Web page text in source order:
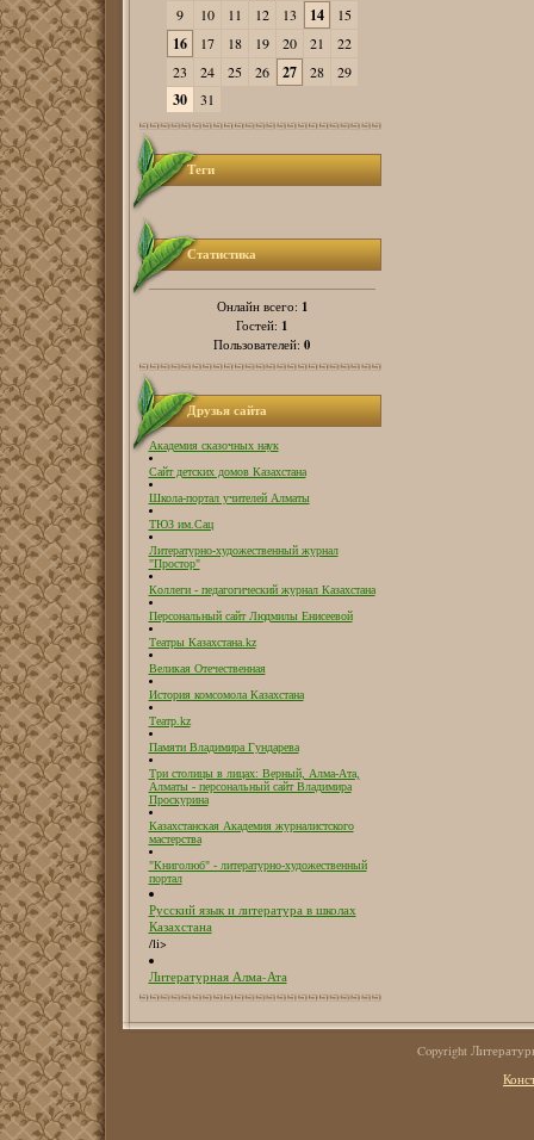
9
10 11 12 13 14 15
16 17 18 19 20 21
22
23
24 25 26 27 28 29
30 31
Теги
Статистика
Онлайн всего: 1
Гостей: 1
Пользователей: 0
Друзья сайта
Академия сказочных наук
Сайт детских домов Казахстана
Школа-портал учителей Алматы
ТЮЗ им.Сац
Литературно-художественный журнал
"Простор"
Коллеги - педагогический журнал Казахстана
Персональный сайт Людмилы Енисеевой
Театры Казахстана.kz
Великая Отечественная
История комсомола Казахстана
Театр.kz
Памяти Владимира Гундарева
Три столицы в лицах: Верный, Алма-Ата,
Алматы - персональный сайт Владимира
Проскурина
Казахстанская Академия журналистского
мастерства
"Книголюб" - литературно-художественный
портал
Русский язык и литература в школах
Казахстана
/li>
Литературная Алма-Ата
Copyright